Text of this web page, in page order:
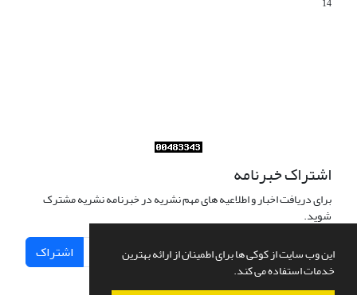
این وب سایت از کوکی ها برای اطمینان از ارائه بهترین
خدمات استفاده می کند.
اشتراک خبرنامه
برای دریافت اخبار و اطلاعیه های مهم نشریه در خبرنامه نشریه مشترک
شوید.
اشتراک